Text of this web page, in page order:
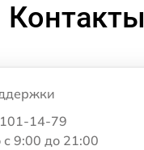
Контакты
14-79
9:00 до 21:00